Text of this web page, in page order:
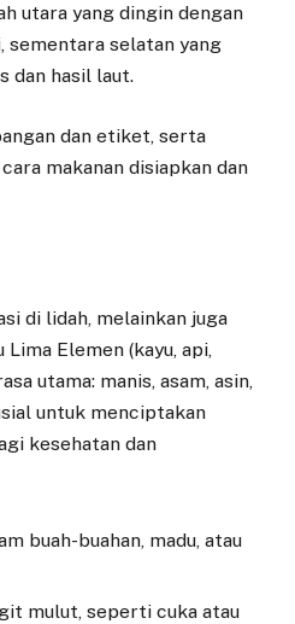
utara yang dingin dengan
sementara selatan yang
dan hasil laut.
dan etiket, serta
makanan disiapkan dan
di lidah, melainkan juga
Elemen (kayu, api,
utama: manis, asam, asin,
untuk menciptakan
kesehatan dan
buah-buahan, madu, atau
mulut, seperti cuka atau